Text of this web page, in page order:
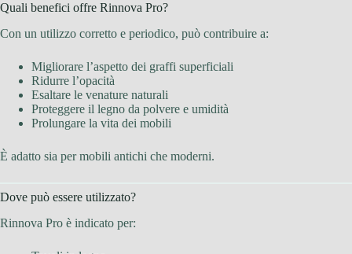
Quali benefici offre Rinnova Pro?
Con un utilizzo corretto e periodico, può contribuire a:
Migliorare l’aspetto dei graffi superficiali
Ridurre l’opacità
Esaltare le venature naturali
Proteggere il legno da polvere e umidità
Prolungare la vita dei mobili
È adatto sia per mobili antichi che moderni.
Dove può essere utilizzato?
Rinnova Pro è indicato per: